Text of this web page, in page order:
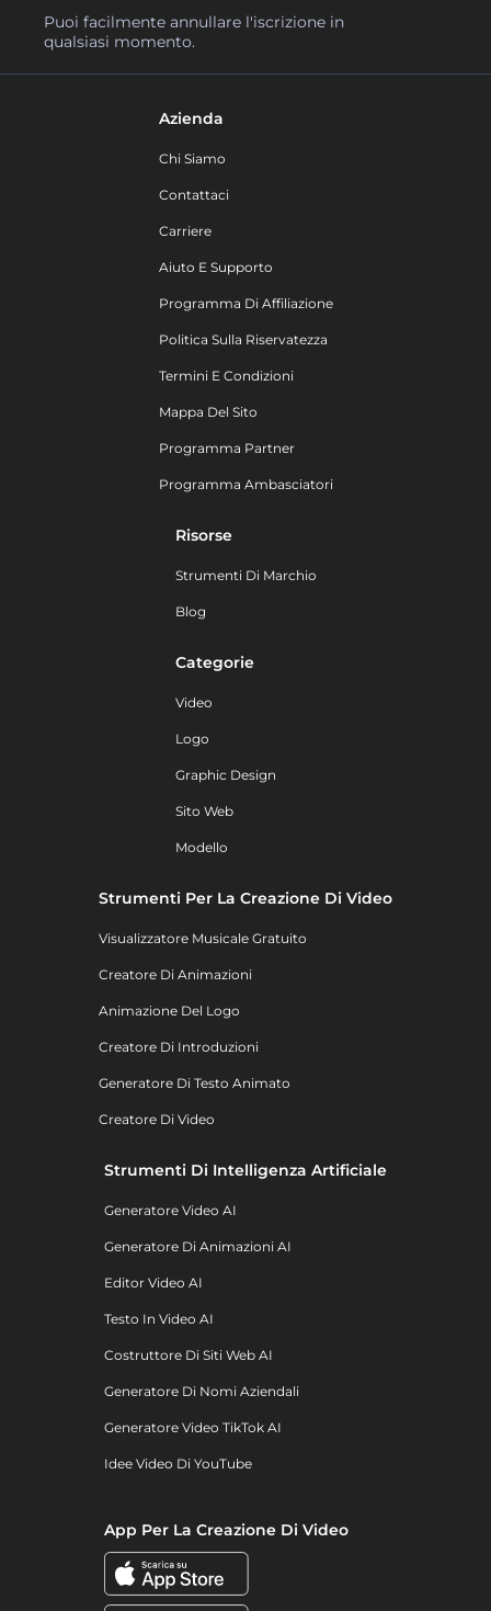
Puoi facilmente annullare l'iscrizione in
qualsiasi momento.
Azienda
Chi Siamo
Contattaci
Carriere
Aiuto E Supporto
Programma Di Affiliazione
Politica Sulla Riservatezza
Termini E Condizioni
Mappa Del Sito
Programma Partner
Programma Ambasciatori
Risorse
Strumenti Di Marchio
Blog
Categorie
Video
Logo
Graphic Design
Sito Web
Modello
Strumenti Per La Creazione Di Video
Visualizzatore Musicale Gratuito
Creatore Di Animazioni
Animazione Del Logo
Creatore Di Introduzioni
Generatore Di Testo Animato
Creatore Di Video
Strumenti Di Intelligenza Artificiale
Generatore Video AI
Generatore Di Animazioni AI
Editor Video AI
Testo In Video AI
Costruttore Di Siti Web AI
Generatore Di Nomi Aziendali
Generatore Video TikTok AI
Idee Video Di YouTube
App Per La Creazione Di Video